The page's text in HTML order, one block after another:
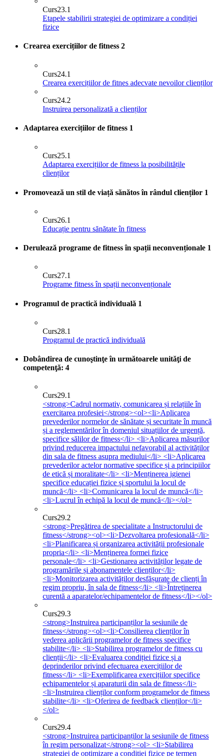
Curs23.1
Etapele stabilirii strategiei de optimizare a condiției
fizice
Crearea exercițiilor de fitness 2
Curs24.1
Crearea exercițiilor de fitnes adecvate nevoilor clienților
Curs24.2
Instruirea personalizată a clienților
Adaptarea exercițiilor de fitness 1
Curs25.1
Adaptarea exercițiilor de fitness la posibilitățile
clienților
Promovează un stil de viață sănătos în rândul clienților 1
Curs26.1
Educație pentru sănătate în fitness
Derulează programe de fitness în spații neconvenționale 1
Curs27.1
Programe fitness în spații neconvenționale
Programul de practică individuală 1
Curs28.1
Programul de practică individuală
Dobândirea de cunoştinţe în următoarele unităţi de
competenţă: 4
Curs29.1
<strong>Cadrul normativ, comunicarea și relațiile în
exercitarea profesiei</strong><ol><li>Aplicarea
prevederilor normelor de sănătate și securitate în muncă
și a reglementărilor în domeniul situațiilor de urgență,
specifice sălilor de fitness</li> <li>Aplicarea măsurilor
privind reducerea impactului nefavorabil al activităților
din sala de fitness asupra mediului</li> <li>Aplicarea
prevederilor actelor normative specifice și a principiilor
de etică și moralitate</li> <li>Menținerea igienei
specifice educației fizice și sportului la locul de
muncă</li> <li>Comunicarea la locul de muncă</li>
<li>Lucrul în echipă la locul de muncă</li></ol>
Curs29.2
<strong>Pregătirea de specialitate a Instructorului de
fitness</strong><ol><li>Dezvoltarea profesională</li>
<li>Planificarea și organizarea activității profesionale
propria</li> <li>Menținerea formei fizice
personale</li> <li>Gestionarea activităților legate de
programările și abonamentele clienților</li>
<li>Monitorizarea activităților desfășurate de clienți în
regim propriu, în sala de fitness</li> <li>Întreținerea
curentă a aparatelor/echipamentelor de fitness</li></ol>
Curs29.3
<strong>Instruirea participanților la sesiunile de
fitness</strong><ol><li>Consilierea clienților în
vederea aplicării programelor de fitness specifice
stabilite</li> <li>Stabilirea programelor de fitness cu
clienții</li> <li>Evaluarea condiției fizice și a
deprinderilor privind efectuarea exercițiilor de
fitness</li> <li>Exemplificarea exercițiilor specifice
echipamentelor și aparaturii din sala de fitness</li>
<li>Instruirea clienților conform programelor de fitness
stabilite</li> <li>Oferirea de feedback clienților</li>
</ol>
Curs29.4
<strong>Instruirea participanților la sesiunile de fitness
în regim personalizat</strong><ol> <li>Stabilirea
strategiei de optimizare a condiției fizice pe termen